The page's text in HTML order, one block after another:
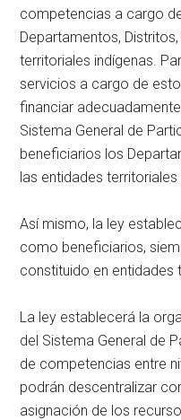
competencias a cargo
Departamentos,
territoriales indígenas.
servicios a cargo de
financiar
Sistema General de
beneficiarios los
las entidades territoriales
Así mismo, la ley
como beneficiarios,
constituido en entidades
La ley establecerá la
del Sistema General de
de competencias entre
podrán descentralizar
asignación de los